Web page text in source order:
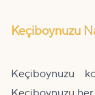
Keçiboynuzu
Keçiboynuzu